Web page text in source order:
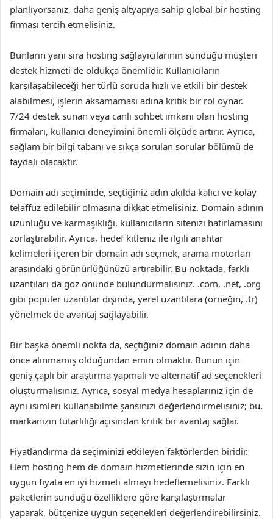
planlıyorsanız, daha geniş altyapıya sahip global bir hosting
firması tercih etmelisiniz.
Bunların yanı sıra hosting sağlayıcılarının sunduğu müşteri
destek hizmeti de oldukça önemlidir. Kullanıcıların
karşılaşabileceği her türlü soruda hızlı ve etkili bir destek
alabilmesi, işlerin aksamaması adına kritik bir rol oynar.
7/24 destek sunan veya canlı sohbet imkanı olan hosting
firmaları, kullanıcı deneyimini önemli ölçüde artırır. Ayrıca,
sağlam bir bilgi tabanı ve sıkça sorulan sorular bölümü de
faydalı olacaktır.
Domain adı seçiminde, seçtiğiniz adın akılda kalıcı ve kolay
telaffuz edilebilir olmasına dikkat etmelisiniz. Domain adının
uzunluğu ve karmaşıklığı, kullanıcıların sitenizi hatırlamasını
zorlaştırabilir. Ayrıca, hedef kitleniz ile ilgili anahtar
kelimeleri içeren bir domain adı seçmek, arama motorları
arasındaki görünürlüğünüzü artırabilir. Bu noktada, farklı
uzantıları da göz önünde bulundurmalısınız. .com, .net, .org
gibi popüler uzantılar dışında, yerel uzantılara (örneğin, .tr)
yönelmek de avantaj sağlayabilir.
Bir başka önemli nokta da, seçtiğiniz domain adının daha
önce alınmamış olduğundan emin olmaktır. Bunun için
geniş çaplı bir araştırma yapmalı ve alternatif ad seçenekleri
oluşturmalısınız. Ayrıca, sosyal medya hesaplarınız için de
aynı isimleri kullanabilme şansınızı değerlendirmelisiniz; bu,
markanızın tutarlılığı açısından kritik bir avantaj sağlar.
Fiyatlandırma da seçiminizi etkileyen faktörlerden biridir.
Hem hosting hem de domain hizmetlerinde sizin için en
uygun fiyata en iyi hizmeti almayı hedeflemelisiniz. Farklı
paketlerin sunduğu özelliklere göre karşılaştırmalar
yaparak, bütçenize uygun seçenekleri değerlendirebilirsiniz.